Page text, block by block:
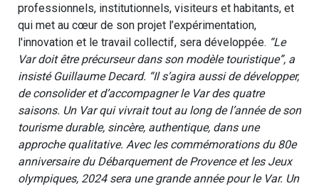
professionnels, institutionnels, visiteurs et habitants, et
qui met au cœur de son projet l’expérimentation,
l'innovation et le travail collectif, sera développée. “Le
Var doit être précurseur dans son modèle touristique”, a
insisté Guillaume Decard. “Il s’agira aussi de développer,
de consolider et d’accompagner le Var des quatre
saisons. Un Var qui vivrait tout au long de l’année de son
tourisme durable, sincère, authentique, dans une
approche qualitative. Avec les commémorations du 80e
anniversaire du Débarquement de Provence et les Jeux
olympiques, 2024 sera une grande année pour le Var. Un